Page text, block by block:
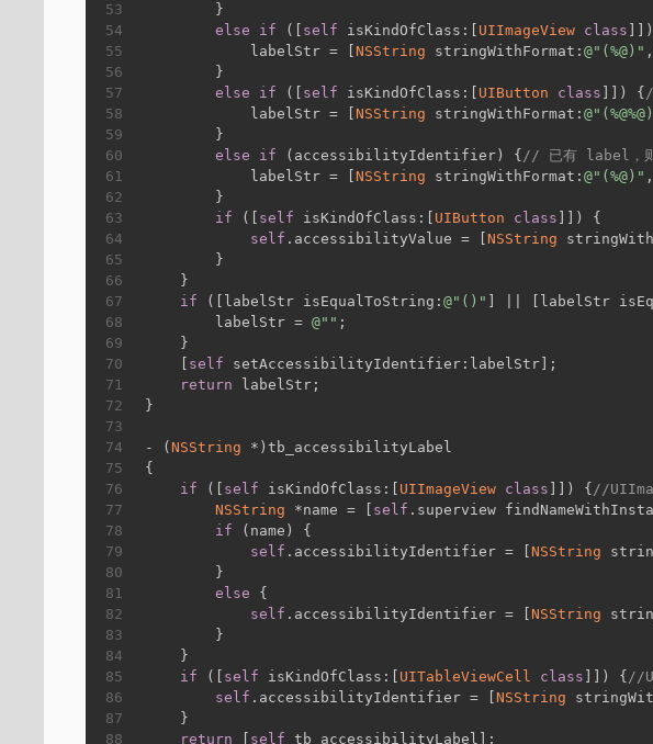
53
54
55
56
57
58
59
60
61
62
63
64
65
66
67
68
69
70
71
72
73
74
75
76
77
78
79
80
81
82
83
84
85
86
87
88
        }
else
if ([ self isKindOfClass:[ UIImageView class
            labelStr = [
NSString stringWithFormat: @"(%@)"
        }
else
if ([ self isKindOfClass:[ UIButton class ]]) {
            labelStr = [
NSString stringWithFormat:
        }
else
if (accessibilityIdentifier) { // 已有 label，则
            labelStr = [
NSString stringWithFormat: @"(%@)"
        }
if ([ self isKindOfClass:[ UIButton class ]]) {
self .accessibilityValue = [ NSString
        }
    }
if ([labelStr isEqualToString: @"()" ] || [labelStr
        labelStr =
@"" ;
    }
self setAccessibilityIdentifier:labelStr];
return labelStr;
}
- ( NSString *)tb_accessibilityLabel
{
if ([ self isKindOfClass:[ UIImageView class ]]) { //
NSString *name = [ self .superview
if (name) {
self .accessibilityIdentifier = [ NSString
        }
else {
self .accessibilityIdentifier = [ NSString
        }
    }
if ([ self isKindOfClass:[ UITableViewCell class ]]) { //
self .accessibilityIdentifier = [ NSString
    }
return
self tb_accessibilityLabel];